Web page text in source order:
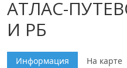
АТЛАС-
И РБ
Информация На карте